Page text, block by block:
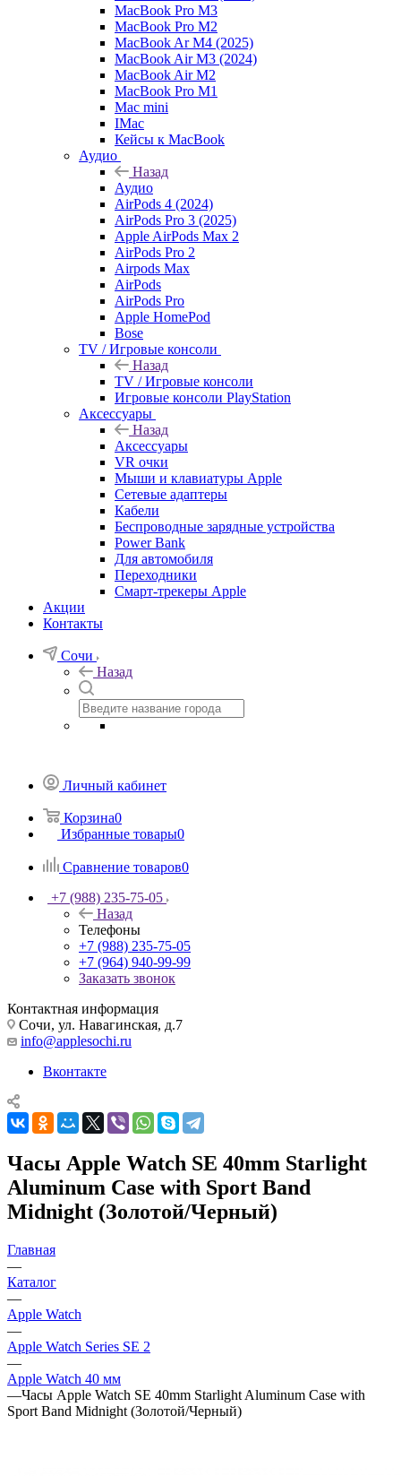
MacBook Pro M3
MacBook Pro M2
MacBook Ar M4 (2025)
MacBook Air M3 (2024)
MacBook Air M2
MacBook Pro M1
Mac mini
IMac
Кейсы к MacBook
Аудио
Назад
Аудио
AirPods 4 (2024)
AirPods Pro 3 (2025)
Apple AirPods Max 2
AirPods Pro 2
Airpods Max
AirPods
AirPods Pro
Apple HomePod
Bose
TV / Игровые консоли
Назад
TV / Игровые консоли
Игровые консоли PlayStation
Аксессуары
Назад
Аксессуары
VR очки
Мыши и клавиатуры Apple
Сетевые адаптеры
Кабели
Беспроводные зарядные устройства
Power Bank
Для автомобиля
Переходники
Смарт-трекеры Apple
Акции
Контакты
Сочи
Назад
Личный кабинет
Корзина0
Избранные товары0
Сравнение товаров0
+7 (988) 235-75-05
Назад
Телефоны
+7 (988) 235-75-05
+7 (964) 940-99-99
Заказать звонок
Контактная информация
Сочи, ул. Навагинская, д.7
info@applesochi.ru
Вконтакте
Часы Apple Watch SE 40mm Starlight
Aluminum Case with Sport Band
Midnight (Золотой/Черный)
Главная
—
Каталог
—
Apple Watch
—
Apple Watch Series SE 2
—
Apple Watch 40 мм
—Часы Apple Watch SE 40mm Starlight Aluminum Case with
Sport Band Midnight (Золотой/Черный)